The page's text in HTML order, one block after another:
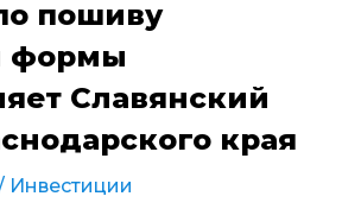
пошиву
формы
Славянский
края
Инвестиции